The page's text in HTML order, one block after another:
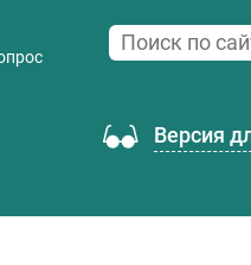
Версия